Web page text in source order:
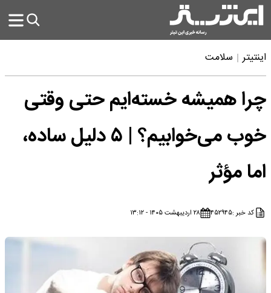
اینتیتر سلامت
چرا همیشه خسته‌ایم حتی وقتی
خوب می‌خوابیم؟ | ۵ دلیل ساده،
اما مؤثر
کد خبر :۴۵۲۹۴۵ ۲۸ اردیبهشت ۱۴۰۵ - ۱۳:۱۲